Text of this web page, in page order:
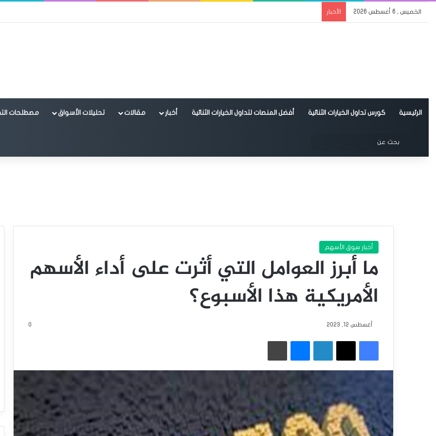
الخميس , 6 أغسطس 2026 الأخبار
الرئيسية كورس تداول الخيارات الثنائية أفضل المنصات لتداول الخيارات الثنائية أخبار مقالات تحليلات الأسواق مصطلحات
الوضع المظلم
عن
أخبار سوق الأسهم
ما أبرز العوامل التي أثرت على أداء الأسهم
الأمريكية هذا الأسبوع؟
أغسطس 12, 2023 0
فيسبوك
‫X لينكدإن ماسنجر طباعة